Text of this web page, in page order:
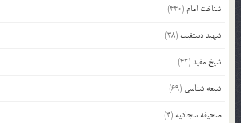
شناخت امام (440)
شهید دستغیب(38)
شیخ مفید(42)
شیعه شناسی (69)
صحیفه سجادیه (4)